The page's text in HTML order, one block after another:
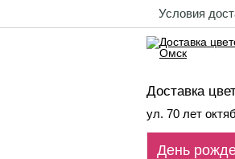
Условия
Доставка
ул. 70 лет
День